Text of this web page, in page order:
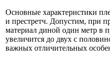
Основные характеристики
и престретч. Допустим, при
материал диной один метр в
увеличится до двух с
важных отличительных